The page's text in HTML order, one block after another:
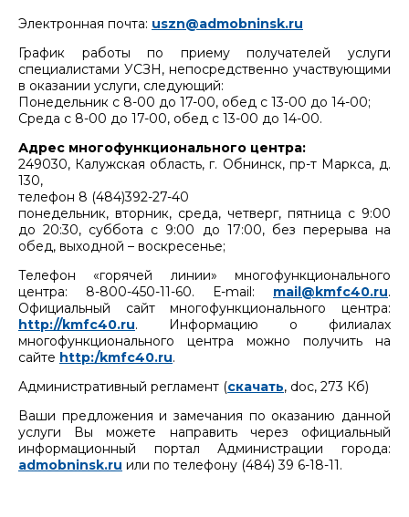
Электронная почта: uszn@admobninsk.ru
График работы по приему получателей услуги
специалистами УСЗН, непосредственно участвующими
в оказании услуги, следующий:
Понедельник с 8-00 до 17-00, обед с 13-00 до 14-00;
Среда с 8-00 до 17-00, обед с 13-00 до 14-00.
Адрес многофункционального центра:
249030, Калужская область, г. Обнинск, пр-т Маркса, д.
130,
телефон 8 (484)392-27-40
понедельник, вторник, среда, четверг, пятница с 9:00
до 20:30, суббота с 9:00 до 17:00, без перерыва на
обед, выходной – воскресенье;
Телефон «горячей линии» многофункционального
центра: 8-800-450-11-60. Е-mail: mail@kmfc40.ru.
Официальный сайт многофункционального центра:
http://kmfc40.ru. Информацию о филиалах
многофункционального центра можно получить на
сайте http:/kmfc40.ru.
Административный регламент (скачать, doc, 273 Кб)
Ваши предложения и замечания по оказанию данной
услуги Вы можете направить через официальный
информационный портал Администрации города:
admobninsk.ru или по телефону (484) 39 6-18-11.